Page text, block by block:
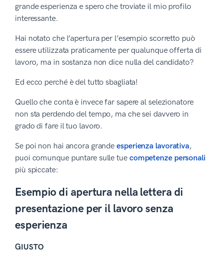
grande esperienza e spero che troviate il mio profilo
interessante.
Hai notato che l’apertura per l’esempio scorretto può
essere utilizzata praticamente per qualunque offerta di
lavoro, ma in sostanza non dice nulla del candidato?
Ed ecco perché è del tutto sbagliata!
Quello che conta è invece far sapere al selezionatore
non sta perdendo del tempo, ma che sei davvero in
grado di fare il tuo lavoro.
Se poi non hai ancora grandeesperienza lavorativa,
puoi comunque puntare sulle tue competenze personali
più spiccate:
Esempio di apertura nella lettera di
presentazione per il lavoro senza
esperienza
GIUSTO